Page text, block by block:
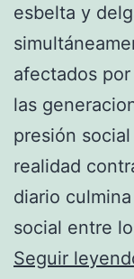
esbelta y
afectados
las
presión
realidad
diario
social entre
Seguir